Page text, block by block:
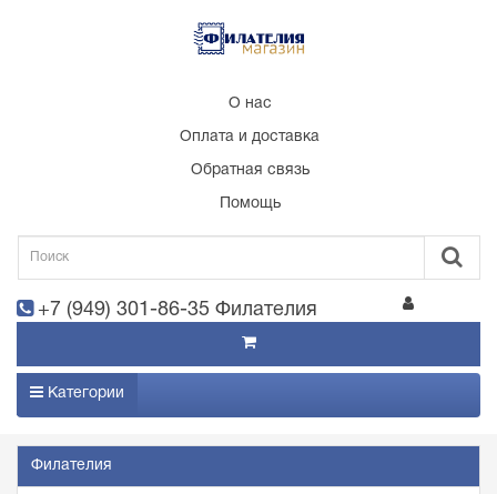
О нас
Оплата и доставка
Обратная связь
Помощь
+7 (949) 301-86-35 Филателия
Категории
Филателия